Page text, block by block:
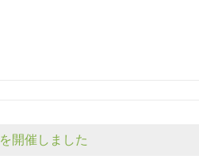
開催しました